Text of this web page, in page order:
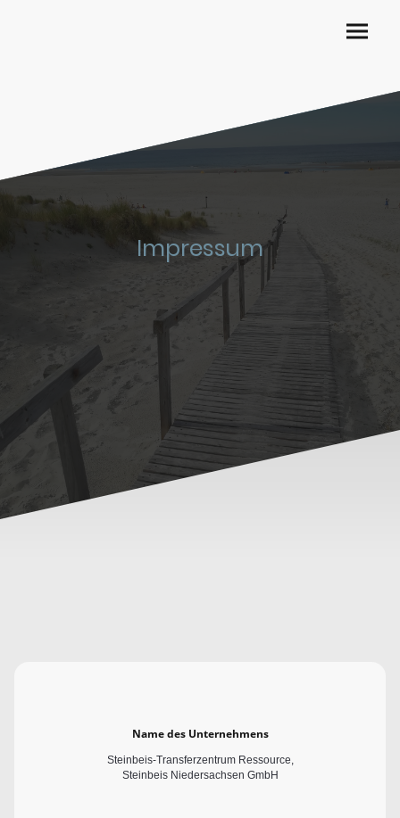
Impressum
Name des Unternehmens
Steinbeis-Transferzentrum Ressource,
Steinbeis Niedersachsen GmbH